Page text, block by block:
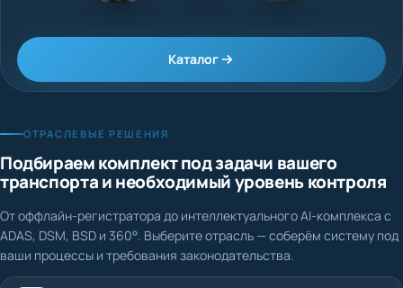
Каталог
ОТРАСЛЕВЫЕ РЕШЕНИЯ
Подбираем комплект под задачи вашего
транспорта и необходимый уровень контроля
От оффлайн-регистратора до интеллектуального AI-комплекса с
ADAS, DSM, BSD и 360°. Выберите отрасль — соберём систему под
ваши процессы и требования законодательства.